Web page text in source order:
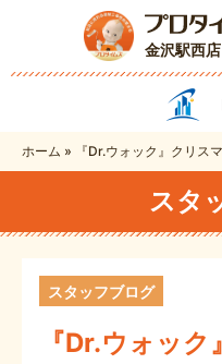
金沢駅西
ホーム » 『Dr.ウォック』クリス
スタ
『Dr.ウォッ
スタッフブログ